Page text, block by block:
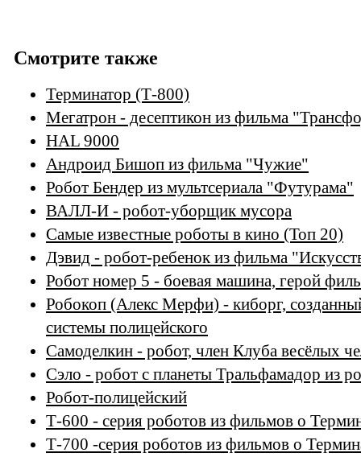
Смотрите также
Терминатор (Т-800)
Мегатрон - десептикон из фильма
HAL 9000
Андроид Бишоп из фильма "Чужие"
Робот Бендер из мультсериала "Футурама"
ВАЛЛ-И - робот-уборщик мусора
Самые известные роботы в кино (Топ 20)
Дэвид - робот-ребенок из фильма
Робот номер 5 - боевая машина, герой
Робокоп (Алекс Мерфи) - киборг,
системы полицейского
Самоделкин - робот, член Клуба весёлых
Сэло - робот с планеты Тральфамадор из
Робот-полицейский
Т-600 - серия роботов из фильмов о
Т-700 -серия роботов из фильмов о